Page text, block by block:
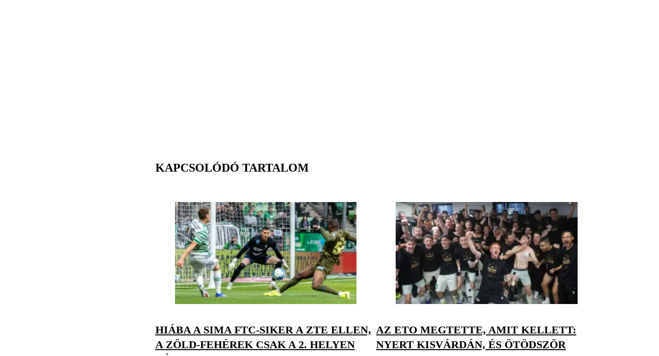
KAPCSOLÓDÓ TARTALOM
HIÁBA A SIMA FTC-SIKER A ZTE ELLEN,
A ZÖLD-FEHÉREK CSAK A 2. HELYEN
AZ ETO MEGTETTE, AMIT KELLETT:
NYERT KISVÁRDÁN, ÉS ÖTÖDSZÖR